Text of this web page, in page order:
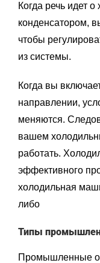
Когда речь идет
конденсатором,
чтобы
из системы.
Когда вы
направлении,
меняются.
вашем
работать.
эффективного
холодильная
либо
Типы
Промышленные